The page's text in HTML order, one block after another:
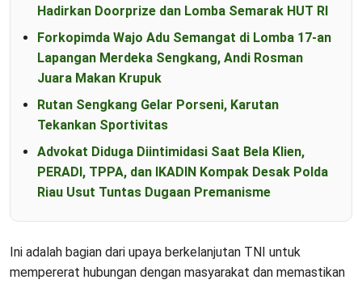
Hadirkan Doorprize dan Lomba Semarak HUT RI
Forkopimda Wajo Adu Semangat di Lomba 17-an
Lapangan Merdeka Sengkang, Andi Rosman
Juara Makan Krupuk
Rutan Sengkang Gelar Porseni, Karutan
Tekankan Sportivitas
Advokat Diduga Diintimidasi Saat Bela Klien,
PERADI, TPPA, dan IKADIN Kompak Desak Polda
Riau Usut Tuntas Dugaan Premanisme
Ini adalah bagian dari upaya berkelanjutan TNI untuk
mempererat hubungan dengan masyarakat dan memastikan